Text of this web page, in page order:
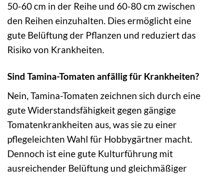
50-60 cm in der Reihe und 60-80 cm zwischen
den Reihen einzuhalten. Dies ermöglicht eine
gute Belüftung der Pflanzen und reduziert das
Risiko von Krankheiten.
Sind Tamina-Tomaten anfällig für Krankheiten?
Nein, Tamina-Tomaten zeichnen sich durch eine
gute Widerstandsfähigkeit gegen gängige
Tomatenkrankheiten aus, was sie zu einer
pflegeleichten Wahl für Hobbygärtner macht.
Dennoch ist eine gute Kulturführung mit
ausreichender Belüftung und gleichmäßiger